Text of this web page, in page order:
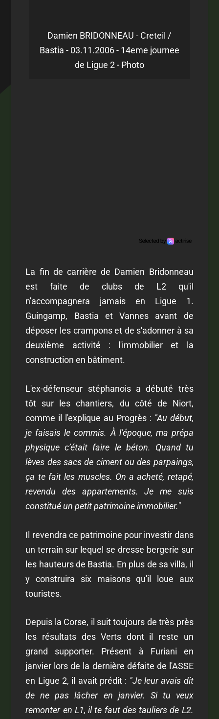
Damien BRIDONNEAU - Creteil /
Bastia - 03.11.2006 - 14eme journee
de Ligue 2 - Photo
La fin de carrière de Damien Bridonneau
est faite de clubs de L2 qu'il
n'accompagnera jamais en Ligue 1.
Guingamp, Bastia et Vannes avant de
déposer les crampons et de s'adonner à sa
deuxième activité : l'immobilier et la
construction en bâtiment.
L'ex-défenseur stéphanois a débuté très
tôt sur les chantiers, du côté de Niort,
comme il l'explique au Progrès : "Au début,
je faisais le commis. À l’époque, ma prépa
physique c’était faire le béton. Quand tu
lèves des sacs de ciment ou des parpaings,
ça te fait les muscles. On a acheté, retapé,
revendu des appartements. Je me suis
constitué un petit patrimoine immobilier."
Il revendra ce patrimoine pour investir dans
un terrain sur lequel se dresse bergerie sur
les hauteurs de Bastia. En plus de sa villa, il
y construira six maisons qu'il loue aux
touristes.
Depuis la Corse, il suit toujours de très près
les résultats des Verts dont il reste un
grand supporter. Présent à Furiani en
janvier lors de la dernière défaite de l'ASSE
en Ligue 2, il avait prédit : "Je leur avais dit
de ne pas lâcher en janvier. Si tu veux
remonter en L1, il te faut des tauliers de L2.